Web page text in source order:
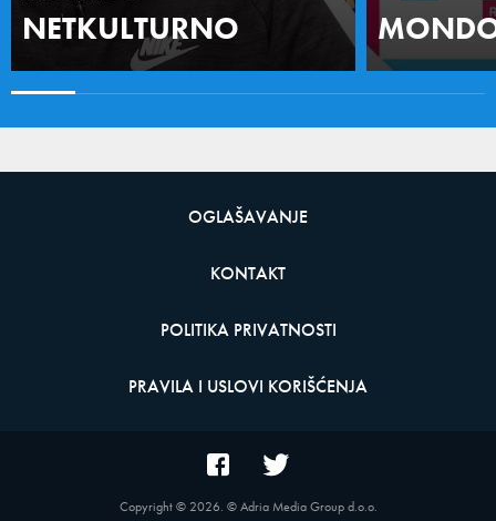
NETKULTURNO
OGLAŠAVANJE
KONTAKT
POLITIKA PRIVATNOSTI
PRAVILA I USLOVI KORIŠĆENJA
Copyright © 2026. © Adria Media Group d.o.o.